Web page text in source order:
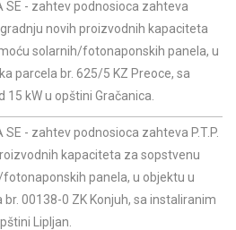
SE - zahtev podnosioca zahteva
novih proizvodnih kapaciteta
solarnih/fotonaponskih panela, u
parcela br. 625/5 KZ Preoce, sa
kW u opštini Gračanica.
SE - zahtev podnosioca zahteva P.T.P.
kapaciteta za sopstvenu
panela, u objektu u
00138-0 ZK Konjuh, sa instaliranim
Lipljan.